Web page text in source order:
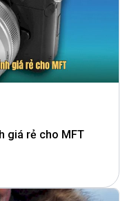
giá rẻ cho MFT